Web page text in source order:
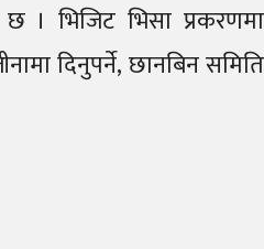
। भिजिट भिसा प्रकरणमा
दिनुपर्ने, छानबिन समिति